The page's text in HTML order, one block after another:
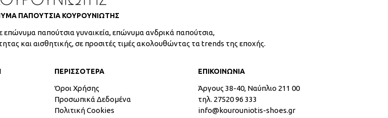
ΠΑΠΟΥΤΣΙΑ ΚΟΥΡΟΥΝΙΩΤΗΣ
παπούτσια γυναικεία, επώνυμα ανδρικά παπούτσια,
και αισθητικής, σε προσιτές τιμές ακολουθώντας τα trends της εποχής.
ΠΕΡΙΣΣΟΤΕΡΑ
Όροι Χρήσης
Προσωπικά Δεδομένα
Πολιτική Cookies
ΕΠΙΚΟΙΝΩΝΙΑ
Άργους 38-40, Ναύπλιο 211 00
τηλ. 27520 96 333
info@kourouniotis-shoes.gr